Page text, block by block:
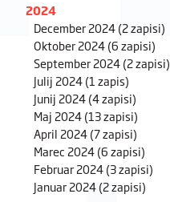
2024
December 2024(2 zapisi)
Oktober 2024(6 zapisi)
September 2024(2 zapisi)
Julij 2024(1 zapis)
Junij 2024(4 zapisi)
Maj 2024(13 zapisi)
April 2024(7 zapisi)
Marec 2024(6 zapisi)
Februar 2024(3 zapisi)
Januar 2024(2 zapisi)